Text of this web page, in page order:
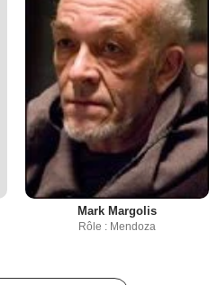
Mark Margolis
Rôle : Mendoza